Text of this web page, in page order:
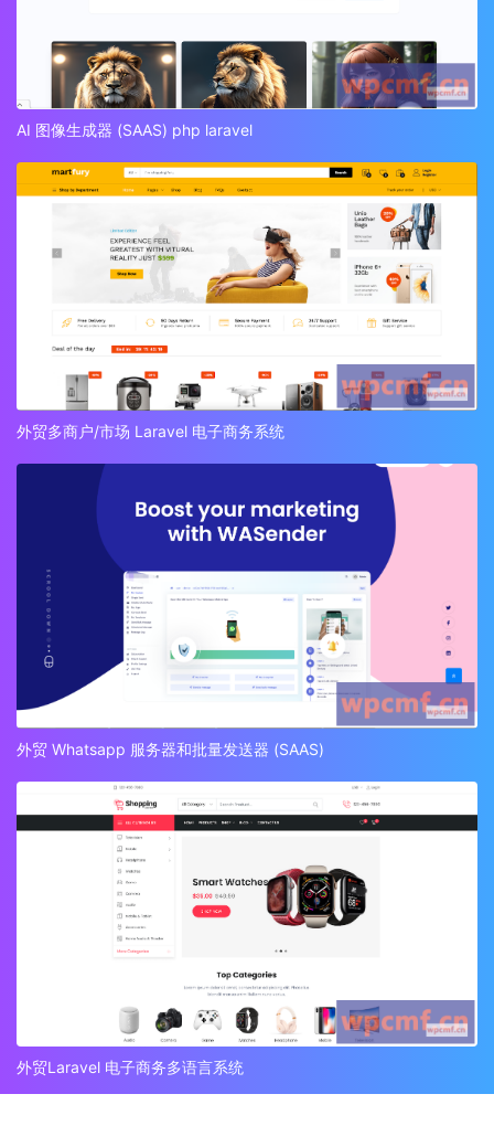
AI 图像生成器 (SAAS) php laravel
外贸多商户/市场 Laravel 电子商务系统
外贸 Whatsapp 服务器和批量发送器 (SAAS)
外贸Laravel 电子商务多语言系统